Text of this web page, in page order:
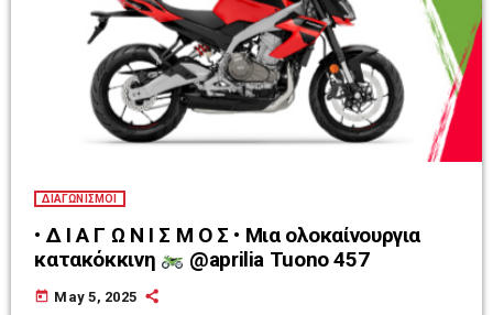
ΔΙΑΓΩΝΙΣΜΟΙ
• Δ Ι Α Γ Ω Ν Ι Σ Μ Ο Σ • Μια ολοκαίνουργια
κατακόκκινη
@aprilia Tuono 457
today May 5, 2025